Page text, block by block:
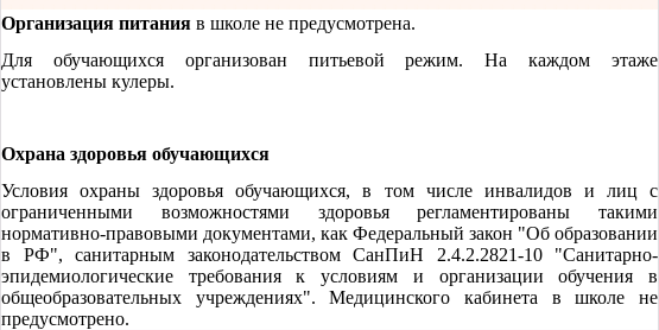
Организация питания в школе не предусмотрена.
Для обучающихся организован питьевой режим. На каждом этаже
установлены кулеры.
Охрана здоровья обучающихся
Условия охраны здоровья обучающихся, в том числе инвалидов и лиц с
ограниченными возможностями здоровья регламентированы такими
нормативно-правовыми документами, как Федеральный закон "Об образовании
в РФ", санитарным законодательством СанПиН 2.4.2.2821-10 "Санитарно-
эпидемиологические требования к условиям и организации обучения в
общеобразовательных учреждениях". Медицинского кабинета в школе не
предусмотрено.